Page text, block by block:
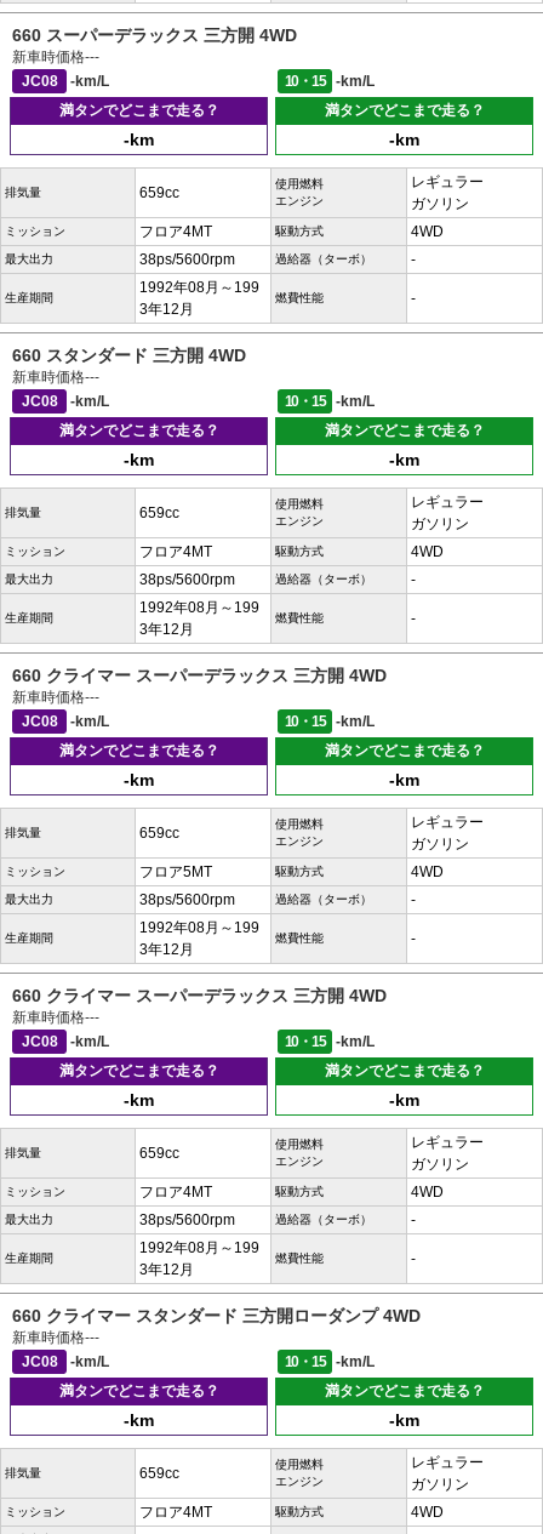
660 スーパーデラックス 三方開 4WD
新車時価格---
JC08
-km/L 10・15
-km/L
満タンでどこまで走る？
-km
満タンでどこまで走る？
-km
排気量 659cc
使用燃料
エンジン
レギュラー
ガソリン
ミッション フロア4MT 駆動方式 4WD
最大出力 38ps/5600rpm 過給器（ターボ） -
生産期間
1992年08月～199
3年12月
燃費性能 -
660 スタンダード 三方開 4WD
新車時価格---
JC08
-km/L 10・15
-km/L
満タンでどこまで走る？
-km
満タンでどこまで走る？
-km
排気量 659cc
使用燃料
エンジン
レギュラー
ガソリン
ミッション フロア4MT 駆動方式 4WD
最大出力 38ps/5600rpm 過給器（ターボ） -
生産期間
1992年08月～199
3年12月
燃費性能 -
660 クライマー スーパーデラックス 三方開 4WD
新車時価格---
JC08
-km/L 10・15
-km/L
満タンでどこまで走る？
-km
満タンでどこまで走る？
-km
排気量 659cc
使用燃料
エンジン
レギュラー
ガソリン
ミッション フロア5MT 駆動方式 4WD
最大出力 38ps/5600rpm 過給器（ターボ） -
生産期間
1992年08月～199
3年12月
燃費性能 -
660 クライマー スーパーデラックス 三方開 4WD
新車時価格---
JC08
-km/L 10・15
-km/L
満タンでどこまで走る？
-km
満タンでどこまで走る？
-km
排気量 659cc
使用燃料
エンジン
レギュラー
ガソリン
ミッション フロア4MT 駆動方式 4WD
最大出力 38ps/5600rpm 過給器（ターボ） -
生産期間
1992年08月～199
3年12月
燃費性能 -
660 クライマー スタンダード 三方開ローダンプ 4WD
新車時価格---
JC08
-km/L 10・15
-km/L
満タンでどこまで走る？
-km
満タンでどこまで走る？
-km
排気量 659cc
使用燃料
エンジン
レギュラー
ガソリン
ミッション フロア4MT 駆動方式 4WD